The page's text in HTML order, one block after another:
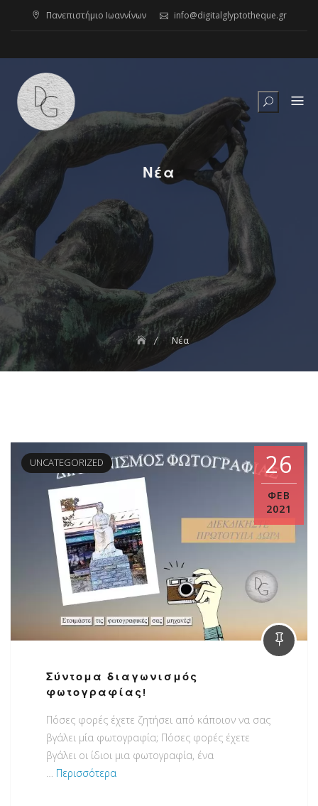
Πανεπιστήμιο Ιωαννίνων info@digitalglyptotheque.gr
Νέα
Νέα
UNCATEGORIZED 26
ΦΕΒ
2021
Σύντομα διαγωνισμός
φωτογραφίας!
Πόσες φορές έχετε ζητήσει από κάποιον να σας
βγάλει μία φωτογραφία; Πόσες φορές έχετε
βγάλει οι ίδιοι μια φωτογραφία, ένα
Περισσότερα